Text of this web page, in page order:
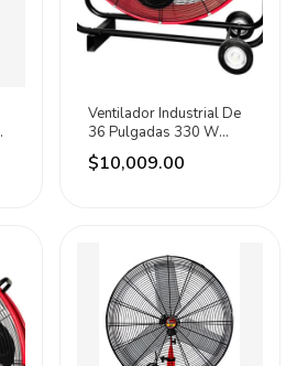
Ventilador Industrial De
36 Pulgadas 330 W
Urrea 91.44 Cm 60 Hz
Rojo Negro Aluminio 3
$10,009.00